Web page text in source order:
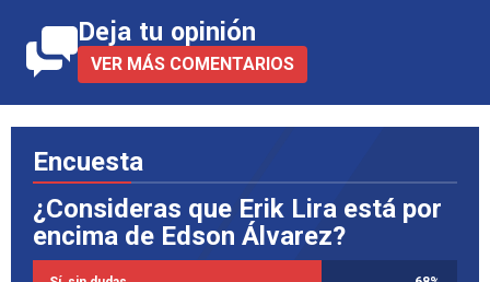
Deja tu opinión
VER MÁS COMENTARIOS
Encuesta
¿Consideras que Erik Lira está por
encima de Edson Álvarez?